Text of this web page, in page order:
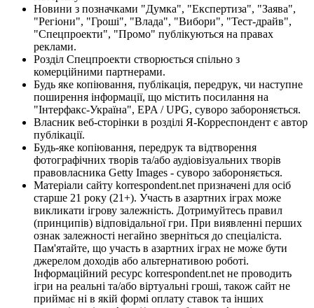
Новини з позначками "Думка", "Експертиза", "Заява",
"Регіони", "Гроші", "Влада", "Вибори", "Тест-драйв",
"Спецпроекти", "Промо" публікуються на правах
реклами.
Розділ Спецпроекти створюється спільно з
комерційними партнерами.
Будь яке копіювання, публікація, передрук, чи наступне
поширення інформації, що містить посилання на
"Інтерфакс-Україна", EPA / UPG, суворо забороняється.
Власник веб-сторінки в розділі Я-Корреспондент є автор
публікації.
Будь-яке копіювання, передрук та відтворення
фотографічних творів та/або аудіовізуальних творів
правовласника Getty Images - суворо забороняється.
Матеріали сайту korrespondent.net призначені для осіб
старше 21 року (21+). Участь в азартних іграх може
викликати ігрову залежність. Дотримуйтесь правил
(принципів) відповідальної гри. При виявленні перших
ознак залежності негайно зверніться до спеціаліста.
Пам'ятайте, що участь в азартних іграх не може бути
джерелом доходів або альтернативою роботі.
Інформаційний ресурс korrespondent.net не проводить
ігри на реальні та/або віртуальні гроші, також сайт не
приймає ні в якій формі оплату ставок та інших